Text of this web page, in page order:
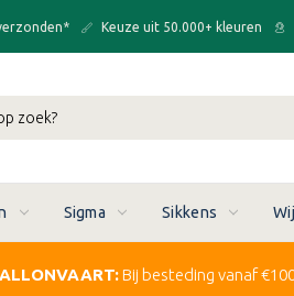
Keuze uit 50.000+ kleuren
Sigma Sikkens
Bij besteding vanaf